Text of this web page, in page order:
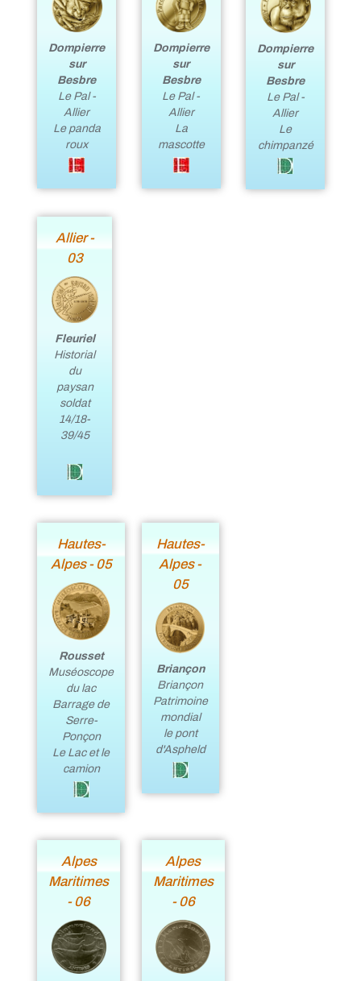
Dompierre
sur
Besbre
Le Pal -
Allier
Le panda
roux
Dompierre
sur
Besbre
Le Pal -
Allier
La
mascotte
Dompierre
sur
Besbre
Le Pal -
Allier
Le
chimpanzé
Allier -
03
Fleuriel
Historial
du
paysan
soldat
14/18-
39/45
Hautes-
Alpes - 05
Rousset
Muséoscope
du lac
Barrage de
Serre-
Ponçon
Le Lac et le
camion
Hautes-
Alpes -
05
Briançon
Briançon
Patrimoine
mondial
le pont
d'Aspheld
Alpes
Maritimes
- 06
Alpes
Maritimes
- 06